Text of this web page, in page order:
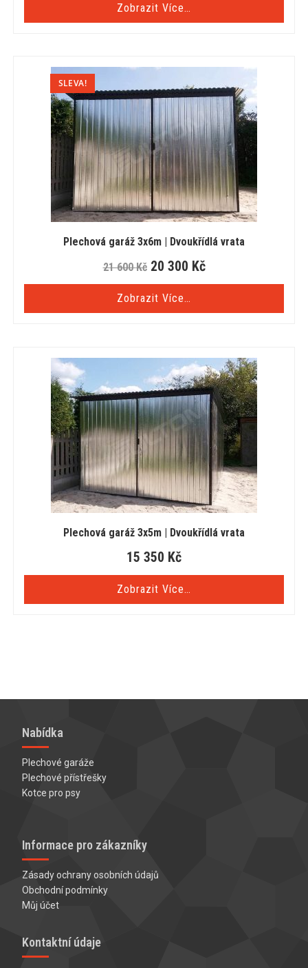
Zobrazit Více…
SLEVA!
Plechová garáž 3x6m | Dvoukřídlá vrata
21 600Kč 20 300 Kč
Zobrazit Více…
Plechová garáž 3x5m | Dvoukřídlá vrata
15 350 Kč
Zobrazit Více…
Nabídka
Plechové garáže
Plechové přístřešky
Kotce pro psy
Informace pro zákazníky
Zásady ochrany osobních údajů
Obchodní podmínky
Můj účet
Kontaktní údaje